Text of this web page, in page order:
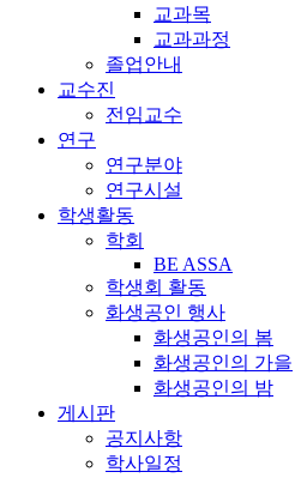
교과목
교과과정
졸업안내
교수진
전임교수
연구
연구분야
연구시설
학생활동
학회
BE ASSA
학생회 활동
화생공인 행사
화생공인의 봄
화생공인의 가을
화생공인의 밤
게시판
공지사항
학사일정